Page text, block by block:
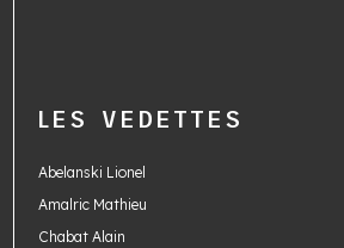
LES VEDETTES
Abelanski Lionel
Amalric Mathieu
Chabat Alain